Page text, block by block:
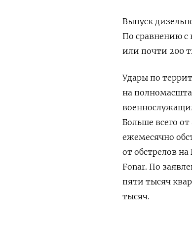
Выпуск
По сравнению с
или почти 200
Удары по
на
Больше всего от
ежемесячно
от обстрелов
Fonar. По
пяти тысяч
тысяч.